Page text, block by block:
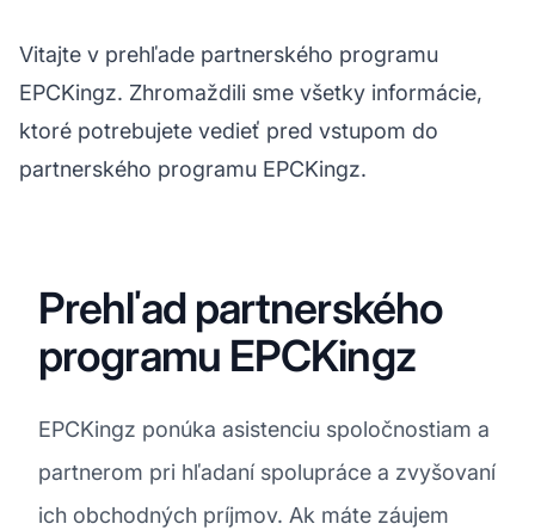
Vitajte v prehľade partnerského programu
EPCKingz. Zhromaždili sme všetky informácie,
ktoré potrebujete vedieť pred vstupom do
partnerského programu EPCKingz.
Prehľad partnerského
programu EPCKingz
EPCKingz ponúka asistenciu spoločnostiam a
partnerom pri hľadaní spolupráce a zvyšovaní
ich obchodných príjmov. Ak máte záujem